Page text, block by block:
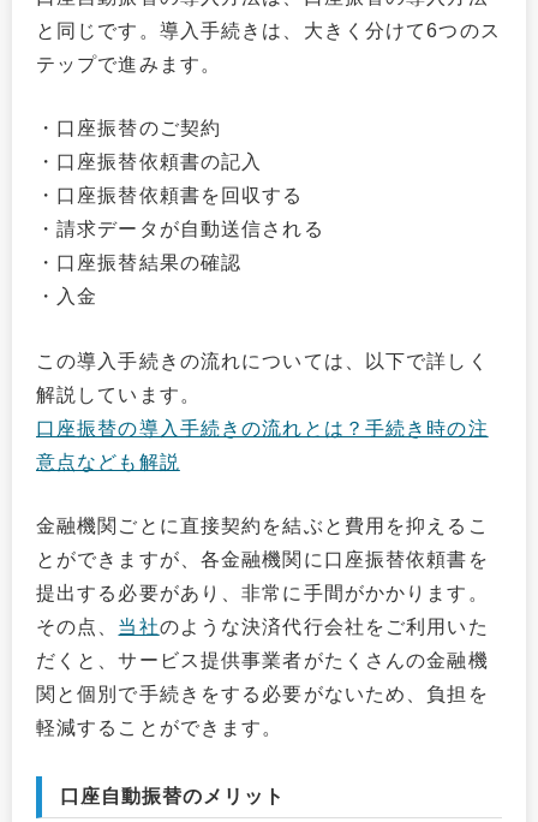
と同じです。導入手続きは、大きく分けて6つのス
テップで進みます。
・口座振替のご契約
・口座振替依頼書の記入
・口座振替依頼書を回収する
・請求データが自動送信される
・口座振替結果の確認
・入金
この導入手続きの流れについては、以下で詳しく
解説しています。
口座振替の導入手続きの流れとは？手続き時の注
意点なども解説
金融機関ごとに直接契約を結ぶと費用を抑えるこ
とができますが、各金融機関に口座振替依頼書を
提出する必要があり、非常に手間がかかります。
その点、 当社のような決済代行会社をご利用いた
だくと、サービス提供事業者がたくさんの金融機
関と個別で手続きをする必要がないため、負担を
軽減することができます。
口座自動振替のメリット